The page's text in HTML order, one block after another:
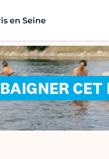
en Seine